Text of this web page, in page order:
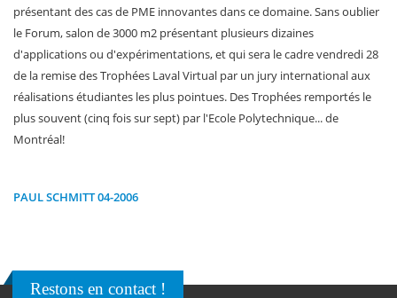
présentant des cas de PME innovantes dans ce domaine. Sans oublier
le Forum, salon de 3000 m2 présentant plusieurs dizaines
d'applications ou d'expérimentations, et qui sera le cadre vendredi 28
de la remise des Trophées Laval Virtual par un jury international aux
réalisations étudiantes les plus pointues. Des Trophées remportés le
plus souvent (cinq fois sur sept) par l'Ecole Polytechnique... de
Montréal!
PAUL SCHMITT 04-2006
Restons en contact !